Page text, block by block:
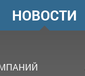
ГОЛОВНЕ
МЕНЮ
НОВОСТИ